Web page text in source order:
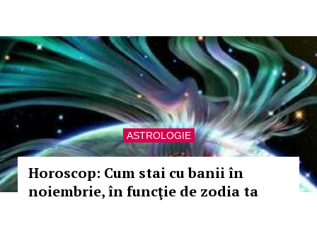
ASTROLOGIE
Horoscop: Cum stai cu banii în
noiembrie, în funcţie de zodia ta